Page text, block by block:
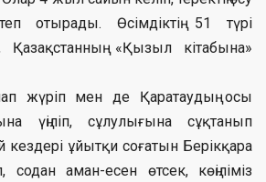
отырады. Өсімдіктің 51 түрі
Қазақстанның «Қызыл кітабына»
жүріп мен де Қаратаудың осы
үңіліп, сұлулығына сұқтанып
кездері ұйытқи соғатын Берікқара
аман-есен өтсек, көңіліміз